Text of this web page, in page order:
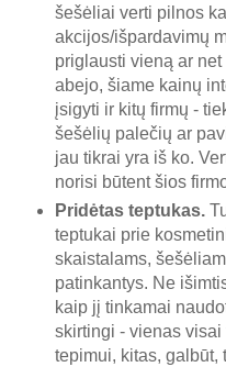
šešėliai verti pilnos
akcijos/išpardavimų
priglausti vieną ar
abejo, šiame kainų
įsigyti ir kitų firmų -
šešėlių palečių ar
jau tikrai yra iš ko.
norisi būtent šios
Pridėtas teptukas.
teptukai prie
skaistalams,
patinkantys. Ne
kaip jį tinkamai
skirtingi - vienas
tepimui, kitas, galbūt,